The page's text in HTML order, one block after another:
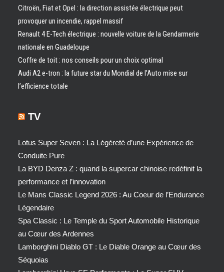
Citroën, Fiat et Opel : la direction assistée électrique peut
provoquer un incendie, rappel massif
Renault 4 E-Tech électrique : nouvelle voiture de la Gendarmerie
nationale en Guadeloupe
Coffre de toit : nos conseils pour un choix optimal
Audi A2 e-tron : la future star du Mondial de l’Auto mise sur
l’efficience totale
TV
Lotus Super Seven : La Légèreté d’une Expérience de
Conduite Pure
La BYD Denza Z : quand la supercar chinoise redéfinit la
performance et l’innovation
Le Mans Classic Legend 2026 : Au Coeur de l’Endurance
Légendaire
Spa Classic : Le Temple du Sport Automobile Historique
au Cœur des Ardennes
Lamborghini Diablo GT : Le Diable Orange au Cœur des
Séquoias